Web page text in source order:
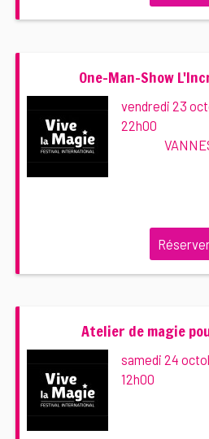
One-Man-Show
vendredi 23
22h00
Atelier de magie
samedi 24
12h00